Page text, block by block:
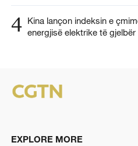
4 Kina lançon indeksin e
energjisë elektrike të gjelbër
EXPLORE MORE